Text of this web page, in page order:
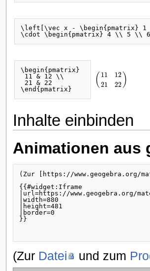
\left[\vec x - \begin{pmatrix}
\begin{pmatrix}
11 & 12 \\
21 & 22
( 11
21
12
22 )
Inhalte einbinden
Animationen aus
(Zur [https://www.geogebra.org/
{{#widget:Iframe
|url=https://
|width=880
|height=481
|border=0
}}
(Zur Datei und zum